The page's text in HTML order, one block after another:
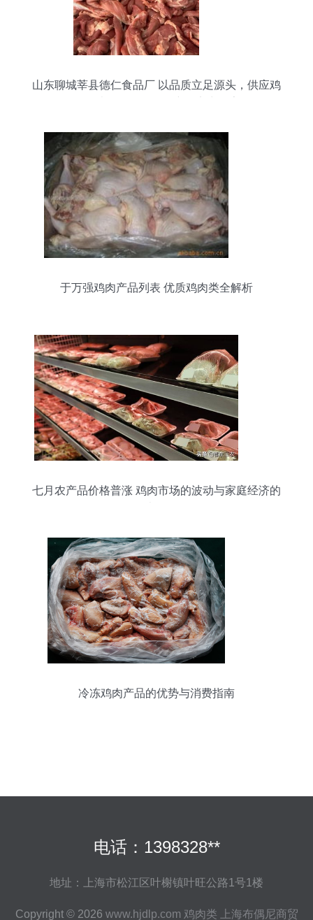
山东聊城莘县德仁食品厂 以品质立足源头，供应鸡
于万强鸡肉产品列表 优质鸡肉类全解析
七月农产品价格普涨 鸡肉市场的波动与家庭经济的
冷冻鸡肉产品的优势与消费指南
电话：1398328**
地址：上海市松江区叶榭镇叶旺公路1号1楼
Copyright © 2026 www.hjdlp.com 鸡肉类 上海布偶尼商贸